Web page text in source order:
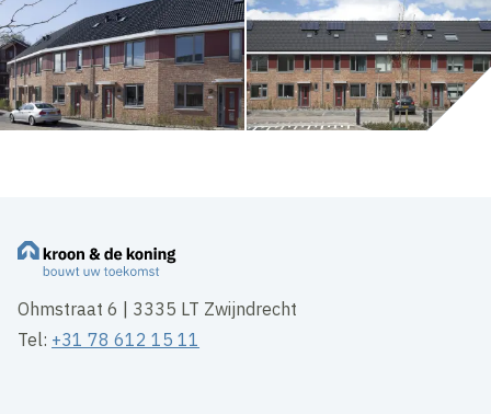
Ohmstraat 6 | 3335 LT Zwijndrecht
Tel: +31 78 612 15 11